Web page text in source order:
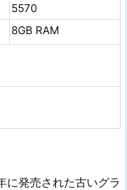
5570
8GB RAM
発売された古いグラ